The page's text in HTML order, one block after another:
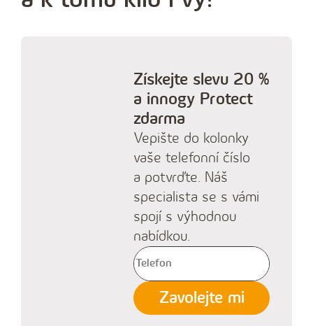
Získejte slevu 20 %
a innogy Protect
zdarma
Vepište do kolonky
vaše telefonní číslo
a potvrďte. Náš
specialista se s vámi
spojí s výhodnou
nabídkou.
V
y
p
Zavolejte mi